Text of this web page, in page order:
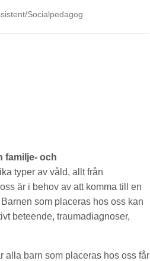
Socialpedagog
familje- och
typer av våld, allt från
är i behov av att komma till en
som placeras hos oss kan
beteende, traumadiagnoser,
alla barn som placeras hos oss får